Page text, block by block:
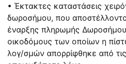
• Έκτακτες καταστάσεις
δωροσήμου, που
έναρξης πληρωμής Δωροσήμου
οικοδόμους των οποίων η
λογ/σμών απορρίφθηκε από